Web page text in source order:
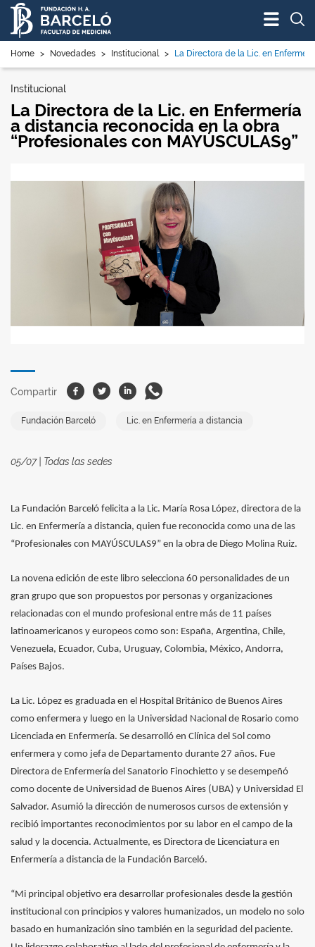
Home > Novedades > Institucional > La Directora de la Lic. en
Institucional
La Directora de la Lic. en Enfermería
a distancia reconocida en la obra
“Profesionales con MAYÚSCULAS9”
Compartir Facebook
TwitterLinkedin
Whatsapp
Fundación Barceló Lic. en Enfermería a distancia
05/07 | Todas las sedes
La Fundación Barceló felicita a la Lic. María Rosa López, directora de la
Lic. en Enfermería a distancia, quien fue reconocida como una de las
“Profesionales con MAYÚSCULAS9” en la obra de Diego Molina Ruiz.
La novena edición de este libro selecciona 60 personalidades de un
gran grupo que son propuestos por personas y organizaciones
relacionadas con el mundo profesional entre más de 11 países
latinoamericanos y europeos como son: España, Argentina, Chile,
Venezuela, Ecuador, Cuba, Uruguay, Colombia, México, Andorra,
Países Bajos.
La Lic. López es graduada en el Hospital Británico de Buenos Aires
como enfermera y luego en la Universidad Nacional de Rosario como
Licenciada en Enfermería. Se desarrolló en Clínica del Sol como
enfermera y como jefa de Departamento durante 27 años. Fue
Directora de Enfermería del Sanatorio Finochietto y se desempeñó
como docente de Universidad de Buenos Aires (UBA) y Universidad El
Salvador. Asumió la dirección de numerosos cursos de extensión y
recibió importantes reconocimientos por su labor en el campo de la
salud y la docencia. Actualmente, es Directora de Licenciatura en
Enfermería a distancia de la Fundación Barceló.
“Mi principal objetivo era desarrollar profesionales desde la gestión
institucional con principios y valores humanizados, un modelo no solo
basado en humanización sino también en la seguridad del paciente.